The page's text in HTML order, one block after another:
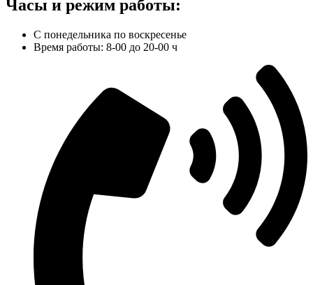
Часы и режим работы:
С понедельника по воскресенье
Время работы: 8-00 до 20-00 ч